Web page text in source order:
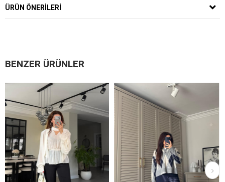
ÜRÜN ÖNERILERI
BENZER ÜRÜNLER